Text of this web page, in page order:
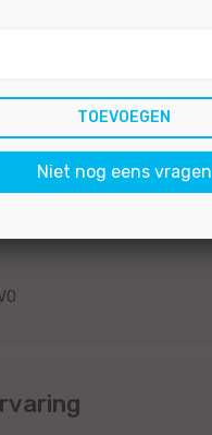
Niet nog eens vragen